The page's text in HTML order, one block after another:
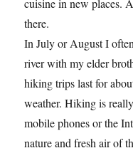
cuisine in new places.
there.
In July or August I
river with my elder
hiking trips last for
weather. Hiking is
mobile phones or the
nature and fresh air of